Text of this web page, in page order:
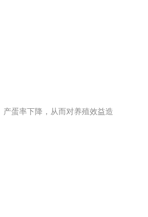
蛋率下降，从而对养殖效益造